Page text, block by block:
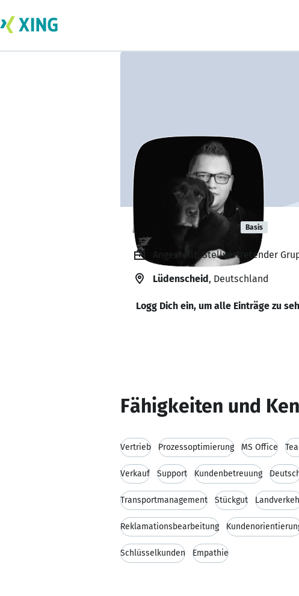
Merlin Weber Basis
Angestellt, Stellvertretender
Lüdenscheid, Deutschland
Logg Dich ein, um alle Einträge zu
Fähigkeiten und
Vertrieb Prozessoptimierung MS Office
Verkauf Support Kundenbetreuung
Transportmanagement Stückgut
Reklamationsbearbeitung
Schlüsselkunden Empathie